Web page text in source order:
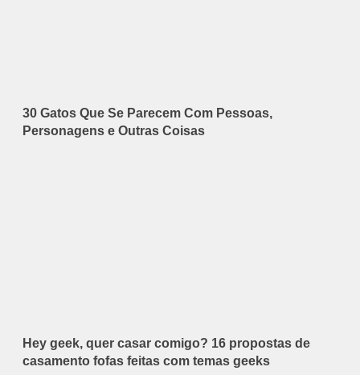
30 Gatos Que Se Parecem Com Pessoas,
Personagens e Outras Coisas
Hey geek, quer casar comigo? 16 propostas de
casamento fofas feitas com temas geeks